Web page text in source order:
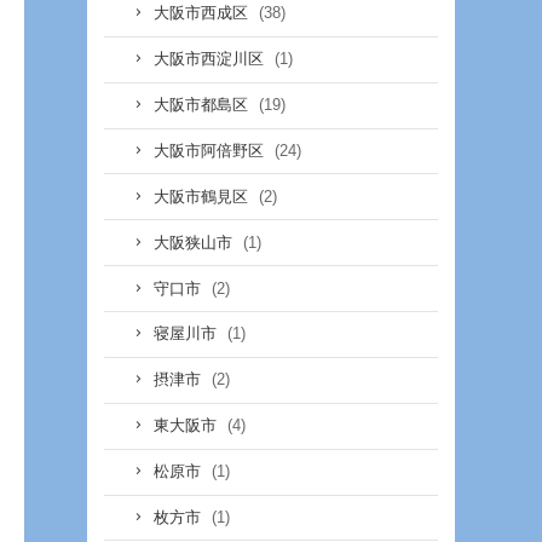
大阪市西成区 (38)
大阪市西淀川区 (1)
大阪市都島区 (19)
大阪市阿倍野区 (24)
大阪市鶴見区 (2)
大阪狭山市 (1)
守口市 (2)
寝屋川市 (1)
摂津市 (2)
東大阪市 (4)
松原市 (1)
枚方市 (1)